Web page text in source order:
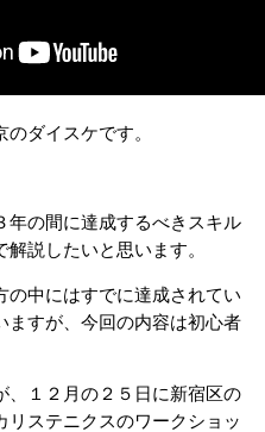
ダイスケです。
年の間に達成するべきスキル
説したいと思います。
の中にはすでに達成されてい
ますが、今回の内容は初心者
、１２月の２５日に新宿区の
リステニクスのワークショッ